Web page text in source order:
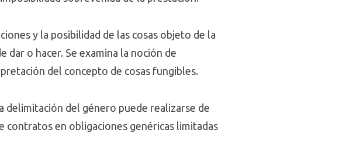
y la posibilidad de las cosas objeto de la
o hacer. Se examina la noción de
del concepto de cosas fungibles.
delimitación del género puede realizarse de
contratos en obligaciones genéricas limitadas